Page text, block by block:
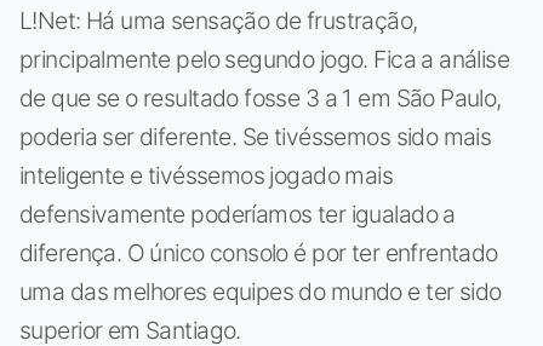
L!Net: Há uma sensação de frustração,
principalmente pelo segundo jogo. Fica a análise
de que se o resultado fosse 3 a 1 em São Paulo,
poderia ser diferente. Se tivéssemos sido mais
inteligente e tivéssemos jogado mais
defensivamente poderíamos ter igualado a
diferença. O único consolo é por ter enfrentado
uma das melhores equipes do mundo e ter sido
superior em Santiago.